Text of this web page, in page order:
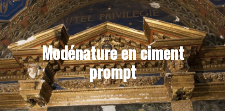
Modénature en ciment
prompt